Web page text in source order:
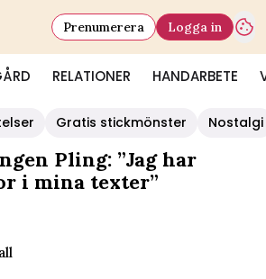
RELATIONER HANDARBETE
Prenumerera Logga in
Gratis stickmönster Nostalgi
Pling: ”Jag har
i mina texter”